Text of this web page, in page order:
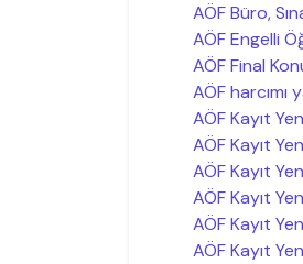
AÖF Büro,
AÖF Engelli
AÖF Final
AÖF harcımı
AÖF Kayıt
AÖF Kayıt
AÖF Kayıt
AÖF Kayıt
AÖF Kayıt
AÖF Kayıt